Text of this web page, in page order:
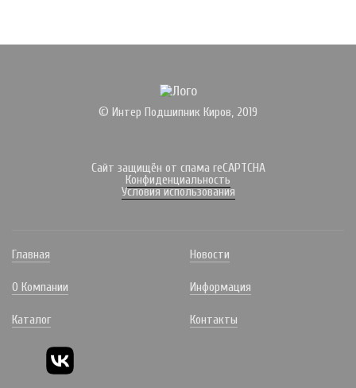
© Интер Подшипник Киров, 2019
Сайт защищён от спама reCAPTCHA
Конфиденциальность
Условия использования
Главная
О Компании
Каталог
Новости
Информация
Контакты